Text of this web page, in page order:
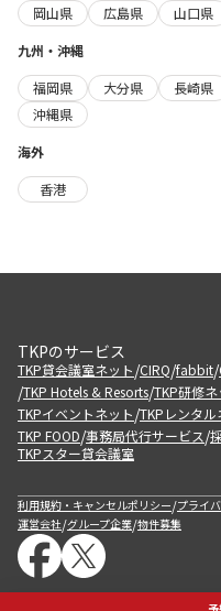
岡山県
広島県 山口県
九州・沖縄
福岡県
大分県 長崎県
沖縄県
海外
香港
TKPのサービス
TKP貸会議室ネット/CIRQ/fabbit/
/TKP Hotels & Resorts/TKP研修ネ
TKPイベントネット/TKPレンタル
TKP FOOD/事務局代行サービス/
TKPスター貸会議室
利用規約・キャンセルポリシー/プライ
運営会社/グループ企業/物件募集